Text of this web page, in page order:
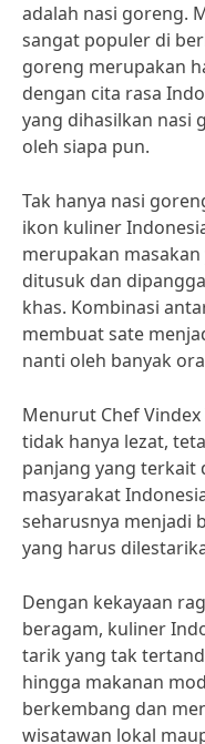
adalah nasi goreng.
sangat populer di
goreng merupakan
dengan cita rasa
yang dihasilkan nasi
oleh siapa pun.
Tak hanya nasi
ikon kuliner
merupakan
ditusuk dan
khas. Kombinasi
membuat sate
nanti oleh banyak
Menurut Chef Vindex
tidak hanya lezat,
panjang yang terkait
masyarakat
seharusnya menjadi
yang harus
Dengan kekayaan
beragam, kuliner
tarik yang tak
hingga makanan
berkembang dan
wisatawan lokal